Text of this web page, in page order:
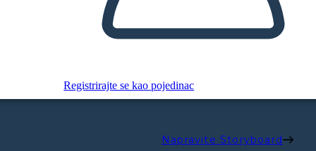
Registrirajte se kao pojedinac
Napravite Storyboard